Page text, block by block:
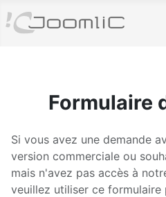
Formulaire
Si vous avez une demande
version commerciale ou
mais n'avez pas accès à
veuillez utiliser ce formulaire